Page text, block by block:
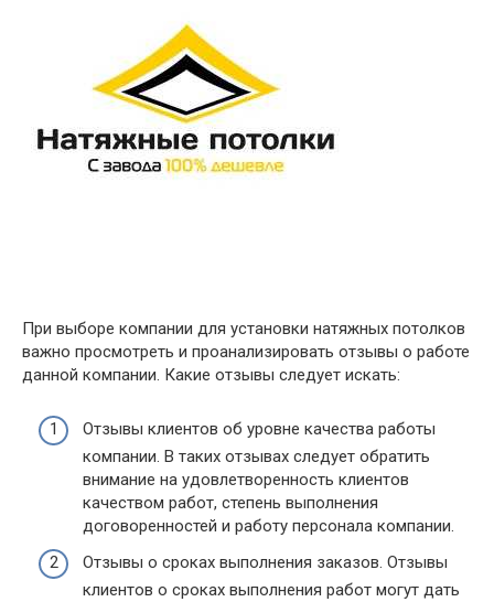
При выборе компании для установки натяжных потолков
важно просмотреть и проанализировать отзывы о работе
данной компании. Какие отзывы следует искать:
Отзывы клиентов об уровне качества работы
компании. В таких отзывах следует обратить
внимание на удовлетворенность клиентов
качеством работ, степень выполнения
договоренностей и работу персонала компании.
Отзывы о сроках выполнения заказов. Отзывы
клиентов о сроках выполнения работ могут дать